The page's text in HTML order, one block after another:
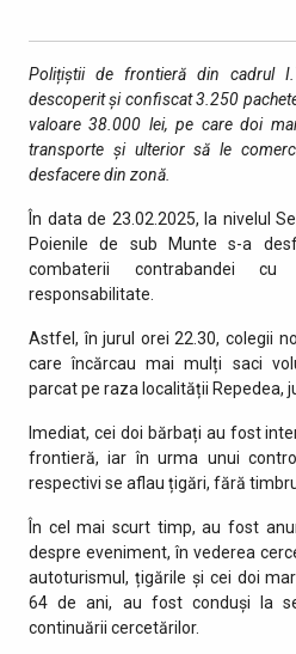
Polițiștii de frontieră din cadrul
descoperit și confiscat 3.250
valoare 38.000 lei, pe care doi
transporte și ulterior să le
desfacere din zonă.
În data de 23.02.2025, la nivelul
Poienile de sub Munte s-a
combaterii contrabandei
responsabilitate.
Astfel, în jurul orei 22.30, colegii
care încărcau mai mulți saci
parcat pe raza localității Repedea,
Imediat, cei doi bărbați au fost
frontieră, iar în urma unui
respectivi se aflau țigări, fără timbru
În cel mai scurt timp, au fost
despre eveniment, în vederea
autoturismul, țigările și cei doi
64 de ani, au fost conduși la
continuării cercetărilor.